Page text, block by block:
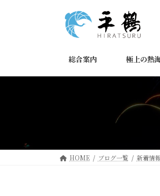
ス
ン
総合案内 極上の熱
HOME ブログ一覧 新着情